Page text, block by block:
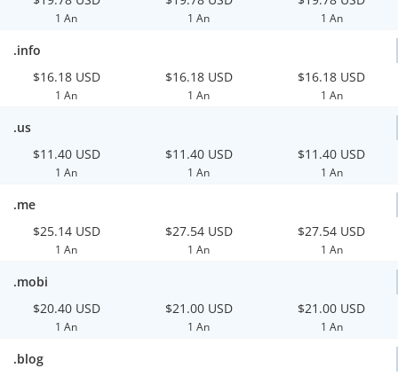
1 An 1 An 1 An
.info
$16.18 USD
1 An
$16.18 USD
1 An
$16.18 USD
1 An
.us
$11.40 USD
1 An
$11.40 USD
1 An
$11.40 USD
1 An
.me
$25.14 USD
1 An
$27.54 USD
1 An
$27.54 USD
1 An
.mobi
$20.40 USD
1 An
$21.00 USD
1 An
$21.00 USD
1 An
.blog